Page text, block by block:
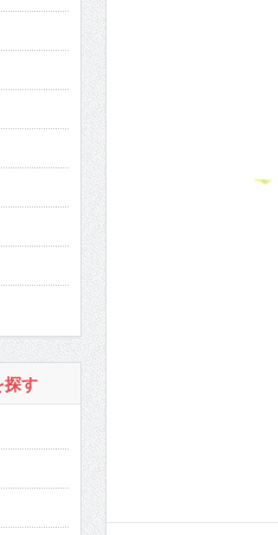
探す